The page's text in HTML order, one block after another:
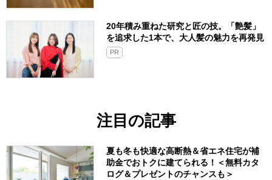
20年積み重ねた研究と匠の技。「艶髪」
を追求した1本で、大人髪の魅力を再発見
PR
注目の記事
夏も冬も快適な高断熱＆省エネ住宅が補
助金でおトクに建てられる！＜無料カタ
ログ＆プレゼントのチャンスも＞